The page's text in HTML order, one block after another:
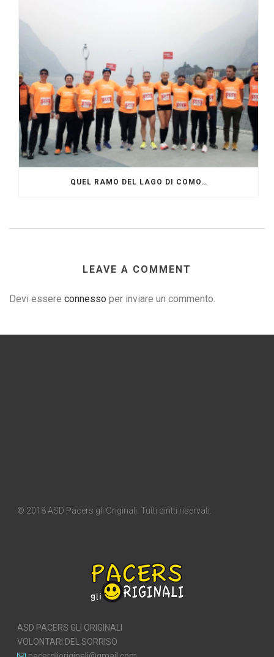
QUEL RAMO DEL LAGO DI COMO…
LEAVE A COMMENT
Devi essere connesso per inviare un commento.
© 2018 ASD Pacers gli Originali. Tutti diritti riservati.
ASD PACERS GLI ORIGINALI
VOLONTARI DEL SORRISO